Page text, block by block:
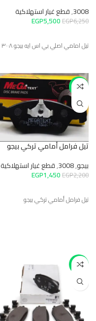
3008
,قطع غيار استهلاكية
EGP6,250
EGP5,500
تيل امامي اصلي بي اس ايه بيجو ٣٠٠٨
-34%
تيل فرامل أمامي تركي بيجو
بيجو,
3008
,قطع غيار استهلاكية
EGP2,200
EGP1,450
تيل فرامل أمامي تركي بيجو
-26%